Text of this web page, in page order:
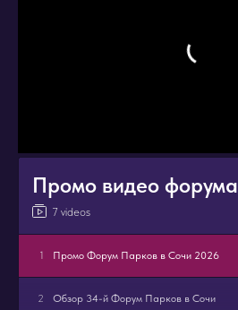
Промо видео форума
7 videos
1 Промо Форум Парков в Сочи 2026
2 Обзор 34-й Форум Парков в Сочи